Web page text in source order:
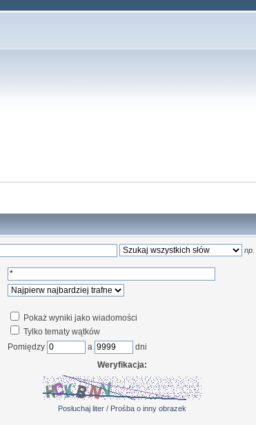
np.
Pokaż wyniki jako wiadomości
Tylko tematy wątków
Pomiędzy a
dni
Weryfikacja:
Posłuchaj liter / Prośba o inny obrazek